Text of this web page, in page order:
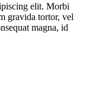
elit. Morbi
gravida tortor, vel
magna, id